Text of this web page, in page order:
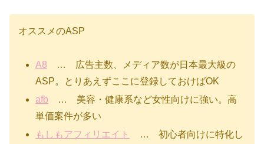
オススメのASP
A8 … 広告主数、メディア数が日本最大級の
ASP。とりあえずここに登録しておけばOK
afb … 美容・健康系など女性向けに強い。高
単価案件が多い
もしもアフィリエイト
… 初心者向けに特化し